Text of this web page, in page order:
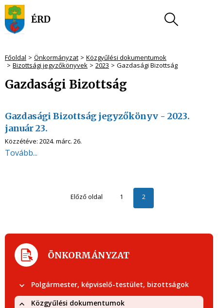
Főoldal Önkormányzat
Közgyűlési dokumentumok
Bizottsági jegyzőkönyvek
2023 Gazdasági Bizottság
Gazdasági Bizottság
Gazdasági Bizottság jegyzőkönyv - 2023.
január 23.
Közzétéve: 2024. márc. 26.
Tovább...
Előző oldal 1 2
ÖNKORMÁNYZAT
Polgármester, képviselő-testület, bizottságok
Közgyűlési dokumentumok